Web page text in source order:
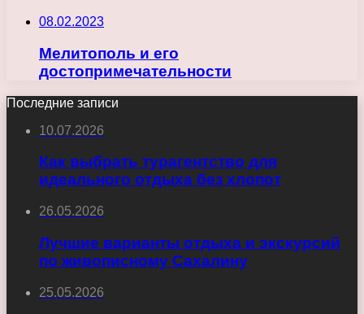
08.02.2023
Мелитополь и его
достопримечательности
Последние записи
10.07.2026
Как выбрать турагентство для
идеального отдыха без хлопот
26.05.2026
Лучшие варианты отдыха и экскурсий
по живописному Сахалину
25.05.2026